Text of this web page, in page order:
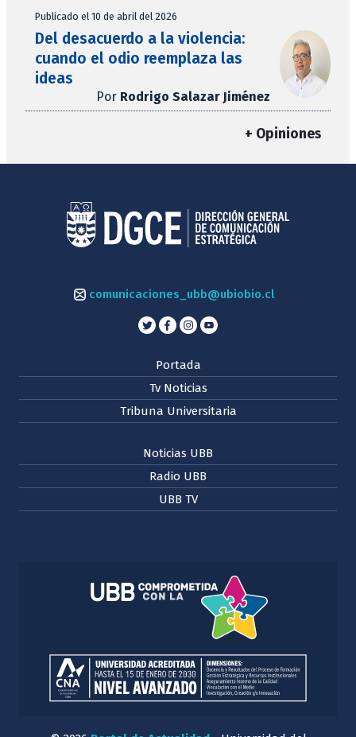
Publicado el 10 de abril del 2026
Del desacuerdo a la violencia:
cuando el odio reemplaza las
ideas
Por Rodrigo Salazar Jiménez
+ Opiniones
comunicaciones_ubb@ubiobio.cl
Portada
Tv Noticias
Tribuna Universitaria
Noticias UBB
Radio UBB
UBB TV